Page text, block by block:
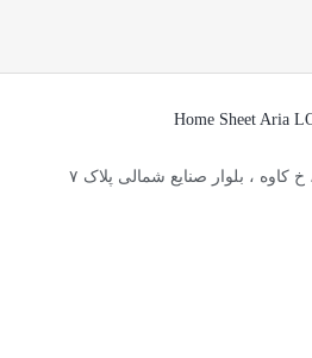
کاوه ، بلوار صنایع شمالی پلاک ۷